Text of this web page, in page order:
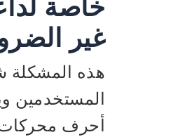
غير
هذه المشكلة
المستخدمين
أحرف محركات